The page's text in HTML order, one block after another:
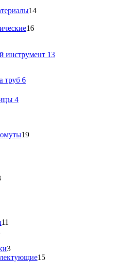
14
16
инструмент 13
труб 6
4
19
11
3
15